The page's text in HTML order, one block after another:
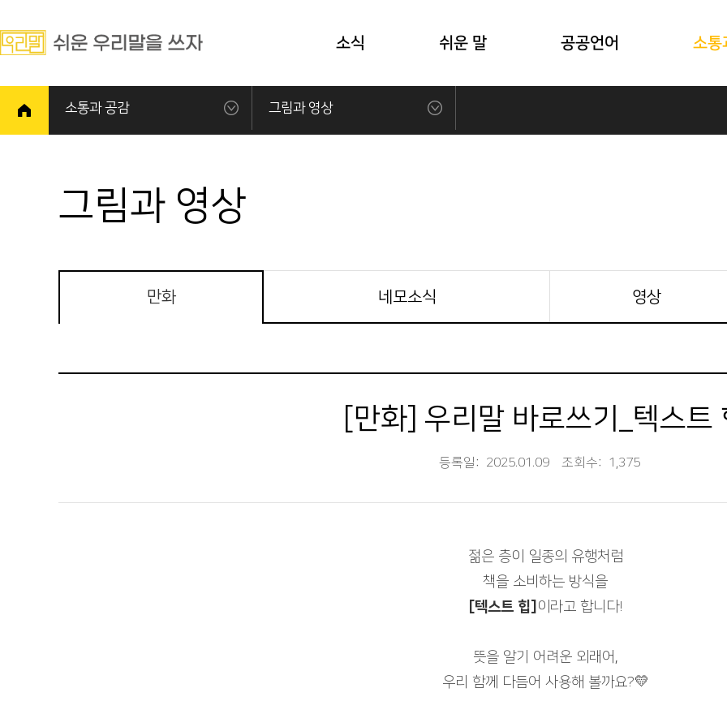
소식 쉬운 말 공공언어 소통
소통과 공감 그림과 영상
그림과 영상
만화 네모소식 영상
[만화] 우리말 바로쓰기_텍스트
등록일: 2025.01.09 조회수: 1,375
젊은 층이 일종의 유행처럼
책을 소비하는 방식을
[텍스트 힙] 이라고 합니다!
뜻을 알기 어려운 외래어,
우리 함께 다듬어 사용해 볼까요?💛